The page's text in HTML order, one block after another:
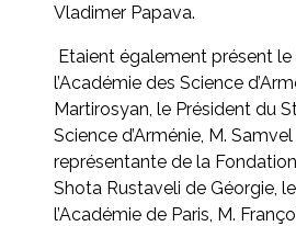
Vladimer Papava.
Etaient également présent le
l’Académie des Science
Martirosyan, le Président du
Science d’Arménie, M.
représentante de la
Shota Rustaveli de Géorgie,
l’Académie de Paris, M.